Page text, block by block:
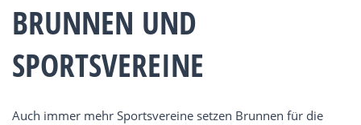
BRUNNEN UND
SPORTSVEREINE
Auch immer mehr Sportsvereine setzen Brunnen für die